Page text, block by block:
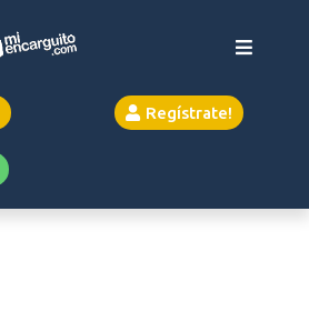
Regístrate!